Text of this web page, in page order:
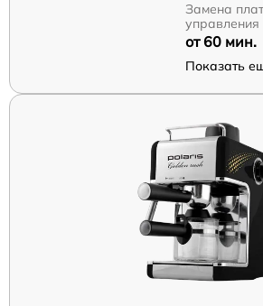
Замена
управления
от 60 мин.
Показать